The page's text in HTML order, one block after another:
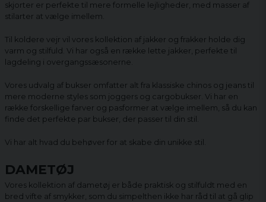
skjorter er perfekte til mere formelle lejligheder, med masser af
stilarter at vælge imellem.
Til koldere vejr vil vores kollektion af jakker og frakker holde dig
varm og stilfuld. Vi har også en række lette jakker, perfekte til
lagdeling i overgangssæsonerne.
Vores udvalg af bukser omfatter alt fra klassiske chinos og jeans til
mere moderne styles som joggers og cargobukser. Vi har en
række forskellige farver og pasformer at vælge imellem, så du kan
finde det perfekte par bukser, der passer til din stil.
Vi har alt hvad du behøver for at skabe din unikke stil.
DAMETØJ
Vores kollektion af dametøj er både praktisk og stilfuldt med en
bred vifte af smykker, som du simpelthen ikke har råd til at gå glip